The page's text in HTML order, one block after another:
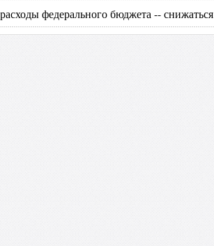
федерального бюджета -- снижаться